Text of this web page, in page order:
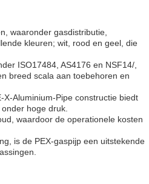
waaronder gasdistributie,
kleuren; wit, rood en geel, die
ISO17484, AS4176 en NSF14/,
breed scala aan toebehoren en
Aluminium-Pipe constructie biedt
hoge druk.
waardoor de operationele kosten
is de PEX-gaspijp een uitstekende